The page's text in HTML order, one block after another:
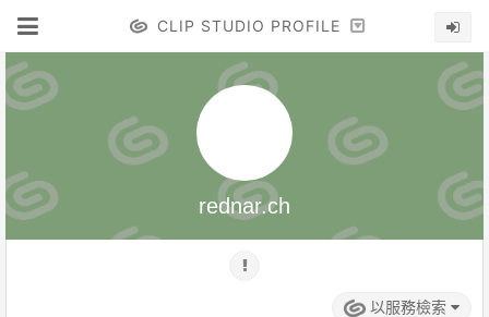
CLIP STUDIO PROFILE
rednar.ch
以服務檢索